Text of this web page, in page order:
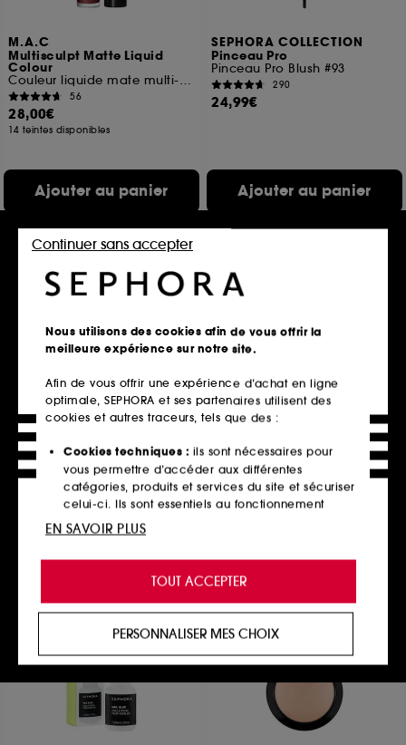
M.A.C
Multisculpt Matte Liquid
Colour
Couleur liquide mate multi-usages
56
28,00€
14 teintes disponibles
Ajouter au panier
SEPHORA COLLECTION
Pinceau Pro
Pinceau Pro Blush #93
290
24,99€
Ajouter au panier
NARS
Light Reflecting™ Makeup
Setting Mist
Brume fixante maquillage
340
44,00€
SEPHORA COLLECTION
Tap That Puff Mini
Mini éponges coussin correction
323
6,99€
Nous utilisons des cookies afin de vous offrir la
meilleure expérience sur notre site.
Afin de vous offrir une expérience d’achat en ligne
optimale, SEPHORA et ses partenaires utilisent des
cookies et autres traceurs, tels que des :
Cookies techniques : ils sont nécessaires pour
vous permettre d’accéder aux différentes
catégories, produits et services du site et sécuriser
celui-ci. Ils sont essentiels au fonctionnement
technique du site et ne peuvent être désactivés.
de vous offrir une expérience enrichie et
personnalisée en vous recommandant des
produits, des services et des contenus qui
proposer des offres promotionnelles adaptées à
votre profil.
Cookies réseaux sociaux et publicité :
ils sont
utilisés pour vous présenter du contenu susceptible
de vous plaire via des publicités, y compris sur des
TOUT ACCEPTER
Continuer sans accepter
PERSONNALISER MES CHOIX
EN SAVOIR PLUS